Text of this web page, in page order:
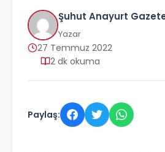
Şuhut Anayurt
Yazar
27 Temmuz 2022
2 dk okuma
Paylaş: